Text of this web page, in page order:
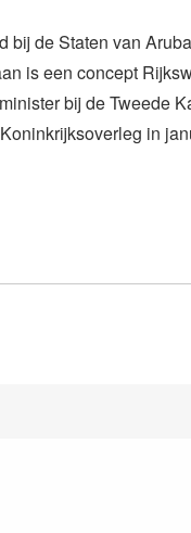
bij de Staten van
is een concept
bij de Tweede
in